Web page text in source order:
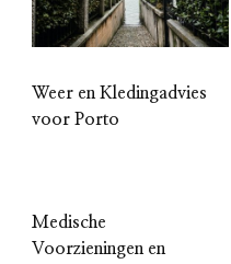
Weer en Kledingadvies
voor Porto
Medische
Voorzieningen en